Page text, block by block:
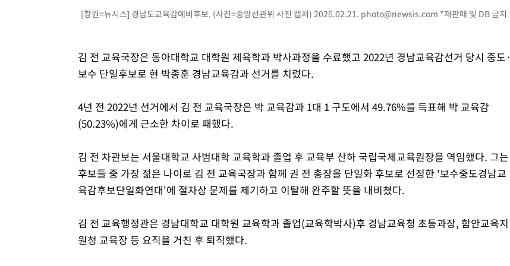
[창원=뉴시스] 경남도교육감예비후보. (사진=중앙선관위 사진 캡처) 2026.02.21. photo@newsis.com *재판매 및 DB 금지
김 전 교육국장은 동아대학교 대학원 체육학과 박사과정을 수료했고 2022년 경남교육감선거 당시 중도·
보수 단일후보로 현 박종훈 경남교육감과 선거를 치렀다.
4년 전 2022년 선거에서 김 전 교육국장은 박 교육감과 1대 1 구도에서 49.76%를 득표해 박 교육감
(50.23%)에게 근소한 차이로 패했다.
김 전 차관보는 서울대학교 사범대학 교육학과 졸업 후 교육부 산하 국립국제교육원장을 역임했다. 그는
후보들 중 가장 젊은 나이로 김 전 교육국장과 함께 권 전 총장을 단일화 후보로 선정한 '보수중도경남교
육감후보단일화연대'에 절차상 문제를 제기하고 이탈해 완주할 뜻을 내비쳤다.
김 전 교육행정관은 경남대학교 대학원 교육학과 졸업(교육학박사)후 경남교육청 초등과장, 함안교육지
원청 교육장 등 요직을 거친 후 퇴직했다.